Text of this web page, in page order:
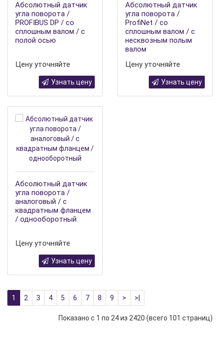
Абсолютный датчик
угла поворота /
PROFIBUS DP / со
сплошным валом / с
полой осью
Цену уточняйте
Узнать цену
Абсолютный датчик
угла поворота /
ProfiNet / со
сплошным валом / с
несквозным полым
валом
Цену уточняйте
Узнать цену
Абсолютный датчик
угла поворота /
аналоговый / с
квадратным фланцем
/ однооборотный
Цену уточняйте
Узнать цену
1 2 3 4 5 6 7 8 9 > >|
Показано с 1 по 24 из 2420 (всего 101 страниц)